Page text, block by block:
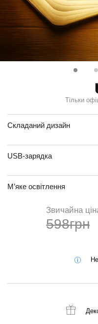
Тільки
Складаний дизайн
USB-зарядка
М’яке освітлення
Звичайна
598грн